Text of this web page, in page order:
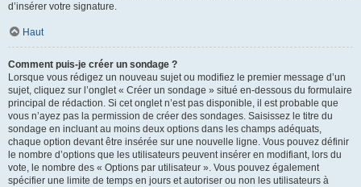
d’insérer votre signature.
Haut
Comment puis-je créer un sondage ?
Lorsque vous rédigez un nouveau sujet ou modifiez le premier message d’un
sujet, cliquez sur l’onglet « Créer un sondage » situé en-dessous du formulaire
principal de rédaction. Si cet onglet n’est pas disponible, il est probable que
vous n’ayez pas la permission de créer des sondages. Saisissez le titre du
sondage en incluant au moins deux options dans les champs adéquats,
chaque option devant être insérée sur une nouvelle ligne. Vous pouvez définir
le nombre d’options que les utilisateurs peuvent insérer en modifiant, lors du
vote, le nombre des « Options par utilisateur ». Vous pouvez également
spécifier une limite de temps en jours et autoriser ou non les utilisateurs à